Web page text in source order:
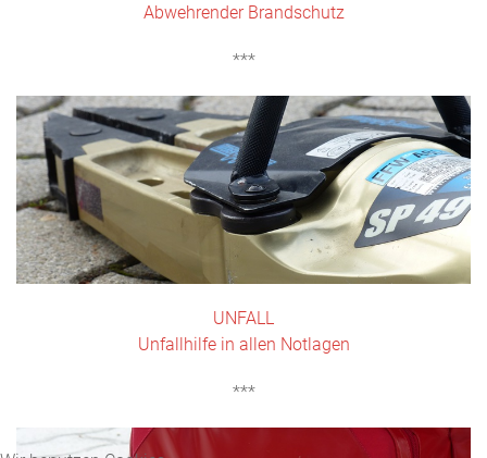
Abwehrender Brandschutz
***
UNFALL
Unfallhilfe in allen Notlagen
***